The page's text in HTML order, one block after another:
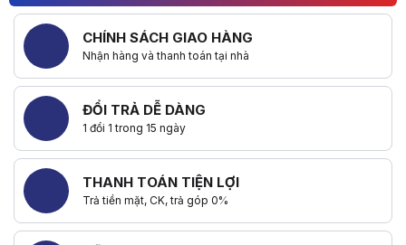
CHÍNH SÁCH GIAO HÀNG
Nhận hàng và thanh toán tại nhà
ĐỔI TRẢ DỄ DÀNG
1 đổi 1 trong 15 ngày
THANH TOÁN TIỆN LỢI
Trả tiền mặt, CK, trả góp 0%